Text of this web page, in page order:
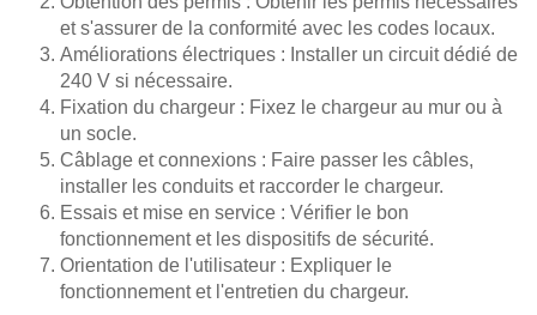
et s'assurer de la conformité avec les codes locaux.
Améliorations électriques : Installer un circuit dédié de
240 V si nécessaire.
Fixation du chargeur : Fixez le chargeur au mur ou à
un socle.
Câblage et connexions : Faire passer les câbles,
installer les conduits et raccorder le chargeur.
Essais et mise en service : Vérifier le bon
fonctionnement et les dispositifs de sécurité.
Orientation de l'utilisateur : Expliquer le
fonctionnement et l'entretien du chargeur.